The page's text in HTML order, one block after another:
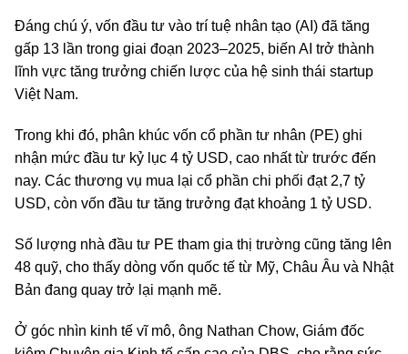
Đáng chú ý, vốn đầu tư vào trí tuệ nhân tạo (AI) đã tăng
gấp 13 lần trong giai đoạn 2023–2025, biến AI trở thành
lĩnh vực tăng trưởng chiến lược của hệ sinh thái startup
Việt Nam.
Trong khi đó, phân khúc vốn cổ phần tư nhân (PE) ghi
nhận mức đầu tư kỷ lục 4 tỷ USD, cao nhất từ trước đến
nay. Các thương vụ mua lại cổ phần chi phối đạt 2,7 tỷ
USD, còn vốn đầu tư tăng trưởng đạt khoảng 1 tỷ USD.
Số lượng nhà đầu tư PE tham gia thị trường cũng tăng lên
48 quỹ, cho thấy dòng vốn quốc tế từ Mỹ, Châu Âu và Nhật
Bản đang quay trở lại mạnh mẽ.
Ở góc nhìn kinh tế vĩ mô, ông Nathan Chow, Giám đốc